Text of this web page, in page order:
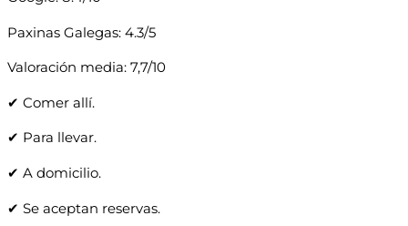
Paxinas Galegas: 4.3/5
Valoración media: 7,7/10
✔ Comer allí.
✔ Para llevar.
✔ A domicilio.
✔ Se aceptan reservas.